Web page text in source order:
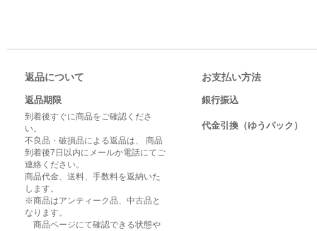
返品について
返品期限
到着後すぐに商品をご確認くださ
い。
不良品・破損品による返品は、 商品
到着後7日以内にメールか電話にてご
連絡ください。
商品代金、送料、手数料を返納いた
します。
※商品はアンティーク品、中古品と
なります。
商品ページにて確認できる状態や
お支払い方法
銀行振込
代金引換（ゆうパック）